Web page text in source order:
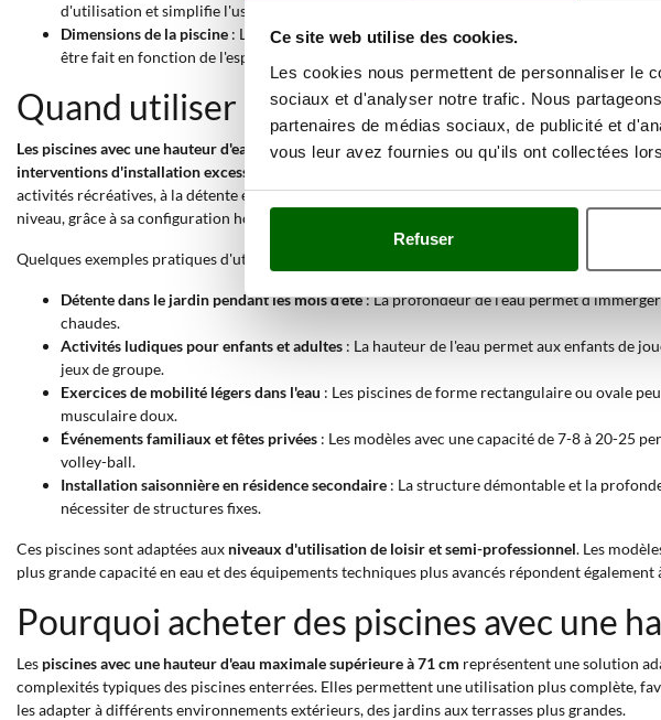
Ce site web utilise des cookies.
Les cookies nous permettent de personnaliser le
sociaux et d'analyser notre trafic. Nous
partenaires de médias sociaux, de publicité et
vous leur avez fournies ou qu'ils ont collectées
Refuser
d'utilisation et simplifie l'usage quotidien de la piscine. Les kits supplémentaires réduisent
Dimensions de la piscine : Les longueurs vont de 285 à 1000 cm, les largeurs de 210 à
être fait en fonction de l'espace disponible et du nombre d'utilisateurs prévus.
Quand utiliser une piscine avec une
Les piscines avec une hauteur d'eau maximale supérieure à 71 cm sont principalement
interventions d'installation excessivement coûteuses et invasives
activités récréatives, à la détente et aux jeux aquatiques. Ce type de piscine est
niveau, grâce à sa configuration hors sol.
Quelques exemples pratiques d'utilisation incluent :
Détente dans le jardin pendant les mois d'été: La profondeur de l'eau permet
chaudes.
Activités ludiques pour enfants et adultes : La hauteur de l'eau permet aux enfants de
jeux de groupe.
Exercices de mobilité légers dans l'eau : Les piscines de forme rectangulaire ou ovale
musculaire doux.
Événements familiaux et fêtes privées : Les modèles avec une capacité de 7-8 à 20-25
volley-ball.
Installation saisonnière en résidence secondaire : La structure démontable et la
nécessiter de structures fixes.
Ces piscines sont adaptées aux niveaux d'utilisation de loisir et semi-professionnel. Les
plus grande capacité en eau et des équipements techniques plus avancés répondent
Pourquoi acheter des piscines avec une
Les piscines avec une hauteur d'eau maximale supérieure à 71 cm représentent une solution
complexités typiques des piscines enterrées. Elles permettent une utilisation plus complète,
les adapter à différents environnements extérieurs, des jardins aux terrasses plus grandes.